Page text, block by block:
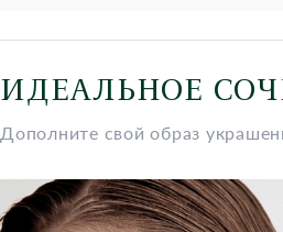
ИДЕАЛЬНОЕ
Дополните свой образ